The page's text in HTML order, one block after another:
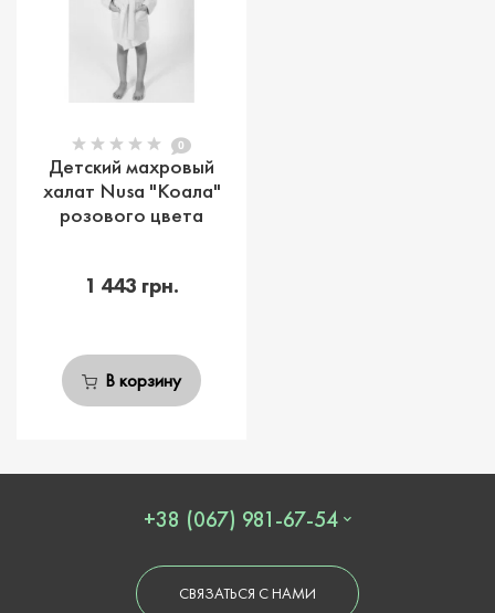
0
Детский махровый
халат Nusa "Коала"
розового цвета
1 443 грн.
В корзину
+38 (067) 981-67-54
СВЯЗАТЬСЯ С НАМИ